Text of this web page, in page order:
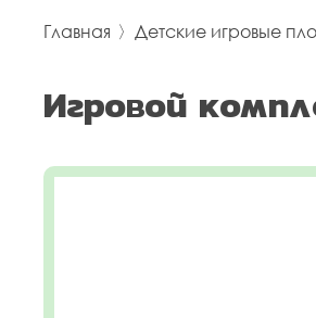
Главная 〉 Детские игровые
Игровой